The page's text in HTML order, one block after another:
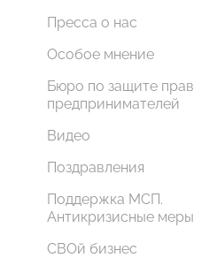
Пресса о нас
Особое мнение
Бюро по защите прав
предпринимателей
Видео
Поздравления
Поддержка МСП.
Антикризисные меры
СВОй бизнес